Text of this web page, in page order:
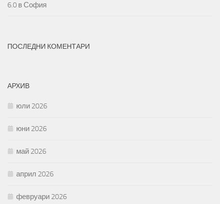
6.0 в София
ПОСЛЕДНИ КОМЕНТАРИ
АРХИВ
юли 2026
юни 2026
май 2026
април 2026
февруари 2026